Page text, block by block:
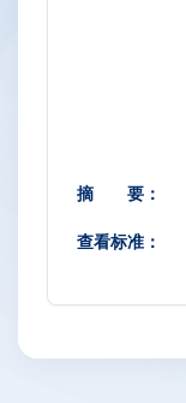
摘 要：
查看标准：